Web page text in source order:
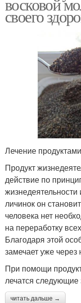
восковой
своего
Лечение
Продукт
действие по
личинок он
человека нет
на переработку
Благодаря этой
замечает уже через
При помощи
лечатся следующие
читать дальше →